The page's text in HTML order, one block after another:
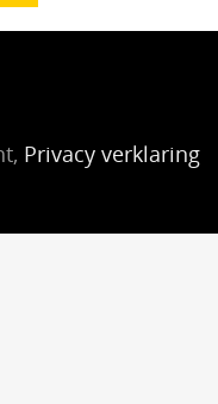
Privacy verklaring